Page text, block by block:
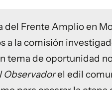
del Frente Amplio en
a la comisión
tema de oportunidad
Observadorel edil